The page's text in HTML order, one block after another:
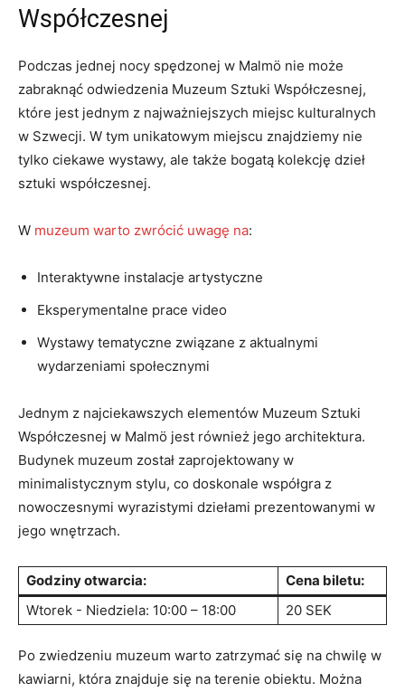
Współczesnej
Podczas jednej nocy spędzonej w Malmö⁤ nie​ może
zabraknąć⁢ odwiedzenia Muzeum Sztuki Współczesnej,
⁣które jest jednym z najważniejszych miejsc kulturalnych
w Szwecji. W tym unikatowym miejscu znajdziemy nie
tylko ​ciekawe wystawy, ale także bogatą ⁢kolekcję dzieł
sztuki współczesnej.
W muzeum warto zwrócić uwagę na:
Interaktywne​ instalacje artystyczne
Eksperymentalne prace⁤ video
Wystawy tematyczne związane ​z aktualnymi
wydarzeniami społecznymi
Jednym z najciekawszych elementów Muzeum Sztuki
Współczesnej w Malmö jest również jego architektura.
Budynek muzeum został zaprojektowany w
minimalistycznym stylu, co‍ doskonale współgra z
nowoczesnymi wyrazistymi dziełami prezentowanymi w
jego⁤ wnętrzach.
Godziny otwarcia:
Cena biletu:
Wtorek -⁣ Niedziela: 10:00 – 18:00
20 ⁤SEK
Po ‍zwiedzeniu⁣ muzeum warto ​zatrzymać się na chwilę w
kawiarni, która znajduje się na‌ terenie obiektu. Można